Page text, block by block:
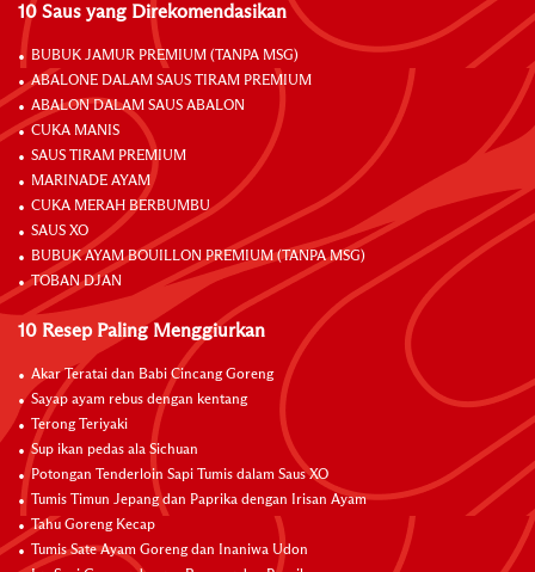
10 Saus yang Direkomendasikan
BUBUK JAMUR PREMIUM (TANPA MSG)
ABALONE DALAM SAUS TIRAM PREMIUM
ABALON DALAM SAUS ABALON
CUKA MANIS
SAUS TIRAM PREMIUM
MARINADE AYAM
CUKA MERAH BERBUMBU
SAUS XO
BUBUK AYAM BOUILLON PREMIUM (TANPA MSG)
TOBAN DJAN
10 Resep Paling Menggiurkan
Akar Teratai dan Babi Cincang Goreng
Sayap ayam rebus dengan kentang
Terong Teriyaki
Sup ikan pedas ala Sichuan
Potongan Tenderloin Sapi Tumis dalam Saus XO
Tumis Timun Jepang dan Paprika dengan Irisan Ayam
Tahu Goreng Kecap
Tumis Sate Ayam Goreng dan Inaniwa Udon